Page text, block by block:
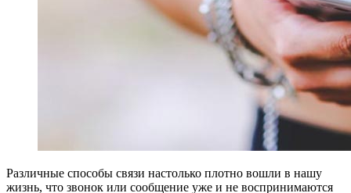
Различные способы связи настолько плотно вошли в нашу
жизнь, что звонок или сообщение уже и не воспринимаются